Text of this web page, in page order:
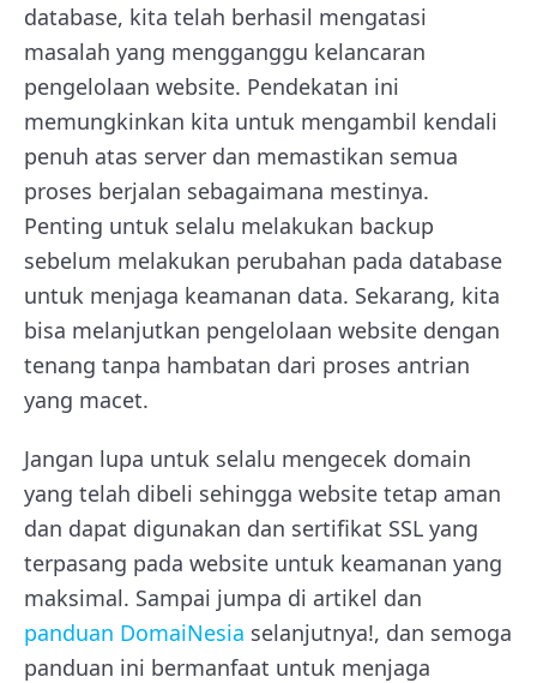
database, kita telah berhasil mengatasi
masalah yang mengganggu kelancaran
pengelolaan website. Pendekatan ini
memungkinkan kita untuk mengambil kendali
penuh atas server dan memastikan semua
proses berjalan sebagaimana mestinya.
Penting untuk selalu melakukan backup
sebelum melakukan perubahan pada database
untuk menjaga keamanan data. Sekarang, kita
bisa melanjutkan pengelolaan website dengan
tenang tanpa hambatan dari proses antrian
yang macet.
Jangan lupa untuk selalu mengecek domain
yang telah dibeli sehingga website tetap aman
dan dapat digunakan dan sertifikat SSL yang
terpasang pada website untuk keamanan yang
maksimal. Sampai jumpa di artikel dan
panduan DomaiNesia selanjutnya!, dan semoga
panduan ini bermanfaat untuk menjaga